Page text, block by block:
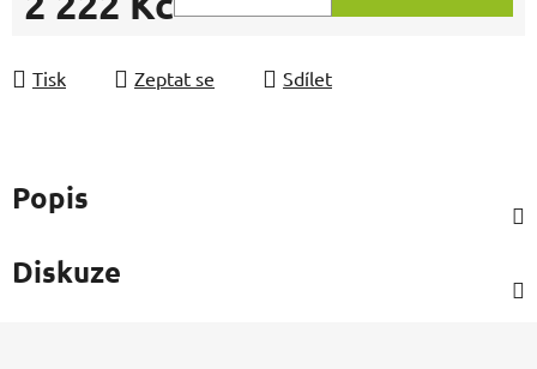
Tisk Zeptat se Sdílet
Popis
Diskuze